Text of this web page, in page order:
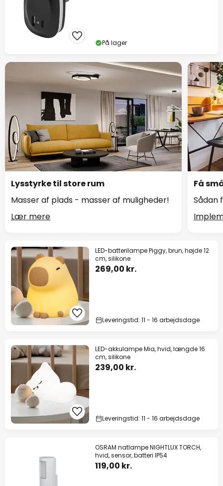
På lager
Lysstyrke til store rum
Masser af plads - masser af muligheder!
Lær mere
Få
Sådan
LED-batterilampe Piggy, brun, højde 12
cm, silikone
269,00 kr.
Leveringstid: 11 - 16 arbejdsdage
LED-akkulampe Mia, hvid, længde 16
cm, silikone
239,00 kr.
Leveringstid: 11 - 16 arbejdsdage
OSRAM natlampe NIGHTLUX TORCH,
hvid, sensor, batteri IP54
119,00 kr.